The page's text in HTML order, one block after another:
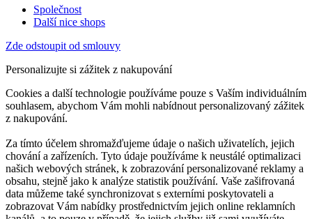
Společnost
Další nice shops
Zde odstoupit od smlouvy
Personalizujte si zážitek z nakupování
Cookies a další technologie používáme pouze s Vaším individuálním
souhlasem, abychom Vám mohli nabídnout personalizovaný zážitek
z nakupování.
Za tímto účelem shromažďujeme údaje o našich uživatelích, jejich
chování a zařízeních. Tyto údaje používáme k neustálé optimalizaci
našich webových stránek, k zobrazování personalizované reklamy a
obsahu, stejně jako k analýze statistik používání. Vaše zašifrovaná
data můžeme také synchronizovat s externími poskytovateli a
zobrazovat Vám nabídky prostřednictvím jejich online reklamních